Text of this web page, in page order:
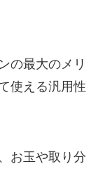
の最大のメリ
使える汎用性
お玉や取り分